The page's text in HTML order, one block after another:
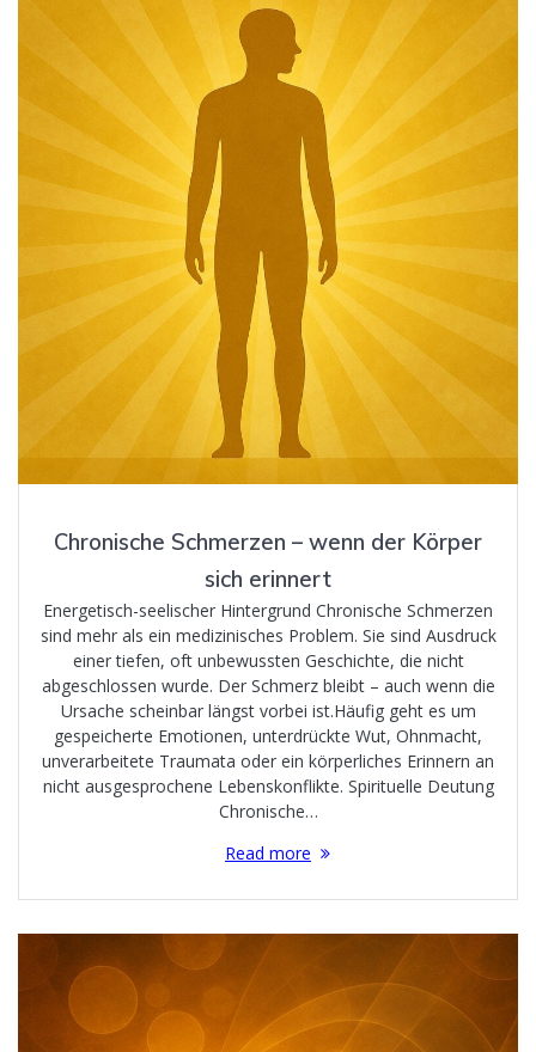
Chronische Schmerzen – wenn der Körper
sich erinnert
Energetisch-seelischer Hintergrund Chronische Schmerzen
sind mehr als ein medizinisches Problem. Sie sind Ausdruck
einer tiefen, oft unbewussten Geschichte, die nicht
abgeschlossen wurde. Der Schmerz bleibt – auch wenn die
Ursache scheinbar längst vorbei ist.Häufig geht es um
gespeicherte Emotionen, unterdrückte Wut, Ohnmacht,
unverarbeitete Traumata oder ein körperliches Erinnern an
nicht ausgesprochene Lebenskonflikte. Spirituelle Deutung
Chronische…
Read more